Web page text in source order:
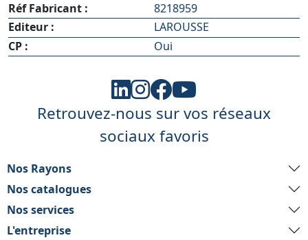
Réf Fabricant :
8218959
Editeur :
LAROUSSE
CP :
Oui
Retrouvez-nous sur vos réseaux
sociaux favoris
Nos Rayons
Nos catalogues
Nos services
L'entreprise